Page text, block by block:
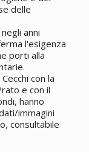
delle
anni
l'esigenza
porti alla
con la
e con il
hanno
immagini
consultabile